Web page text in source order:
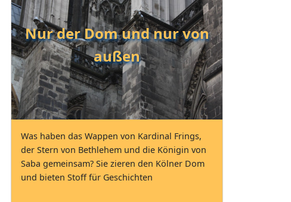
Nur der Dom und nur von
außen
Was haben das Wappen von Kardinal Frings,
der Stern von Bethlehem und die Königin von
Saba gemeinsam? Sie zieren den Kölner Dom
und bieten Stoff für Geschichten